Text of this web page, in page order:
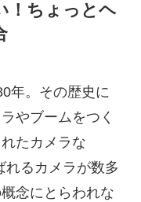
！ちょっとヘ
年。その歴史に
やブームをつく
たカメラな
れるカメラが数多
念にとらわれな